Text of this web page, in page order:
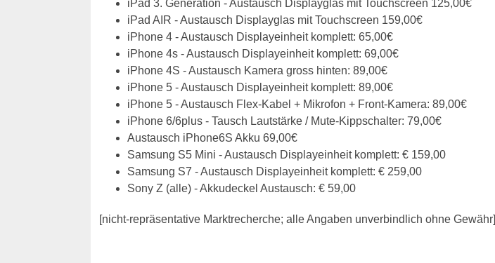
iPad 3. Generation - Austausch Displayglas mit Touchscreen 125,00€
iPad AIR - Austausch Displayglas mit Touchscreen 159,00€
iPhone 4 - Austausch Displayeinheit komplett: 65,00€
iPhone 4s - Austausch Displayeinheit komplett: 69,00€
iPhone 4S - Austausch Kamera gross hinten: 89,00€
iPhone 5 - Austausch Displayeinheit komplett: 89,00€
iPhone 5 - Austausch Flex-Kabel + Mikrofon + Front-Kamera: 89,00€
iPhone 6/6plus - Tausch Lautstärke / Mute-Kippschalter: 79,00€
Austausch iPhone6S Akku 69,00€
Samsung S5 Mini - Austausch Displayeinheit komplett: € 159,00
Samsung S7 - Austausch Displayeinheit komplett: € 259,00
Sony Z (alle) - Akkudeckel Austausch: € 59,00
[nicht-repräsentative Marktrecherche; alle Angaben unverbindlich ohne Gewähr]